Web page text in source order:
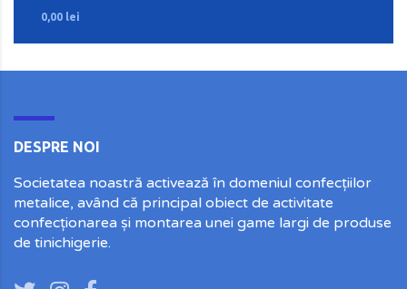
0,00 lei
DESPRE NOI
Societatea noastră activează în domeniul confecțiilor
metalice, având că principal obiect de activitate
confecționarea și montarea unei game largi de produse
de tinichigerie.